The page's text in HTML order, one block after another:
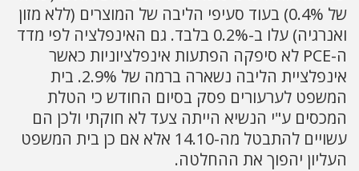
של 0.4%) בעוד סעיפי הליבה של המוצרים (ללא מזון
ואנרגיה) עלו ב-0.2% בלבד. גם האינפלציה לפי מדד
ה-PCE לא סיפקה הפתעות אינפלציוניות כאשר
אינפלציית הליבה נשארה ברמה של 2.9%. בית
המשפט לערעורים פסק בסיום החודש כי הטלת
המכסים ע"י הנשיא הייתה צעד לא חוקתי ולכן הם
עשויים להתבטל מה-14.10 אלא אם כן בית המשפט
העליון יהפוך את ההחלטה.